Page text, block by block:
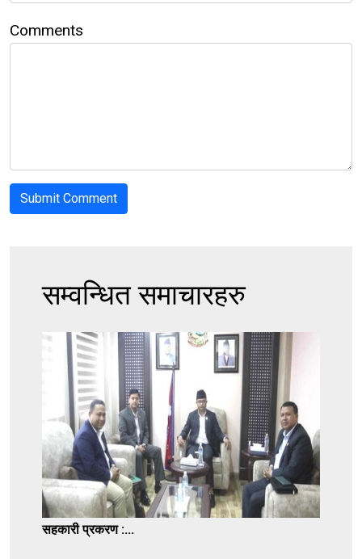
Comments
सम्वन्धित समाचारहरु
सहकारी प्रकरण :...